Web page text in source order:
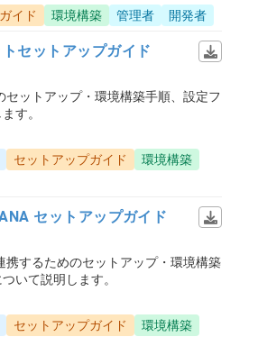
イド 環境構築 管理者 開発者
セットアップガイド
セットアップ・環境構築手順、設定フ
す。
セットアップガイド
環境構築
セットアップガイド
携するためのセットアップ・環境構築
いて説明します。
セットアップガイド
環境構築